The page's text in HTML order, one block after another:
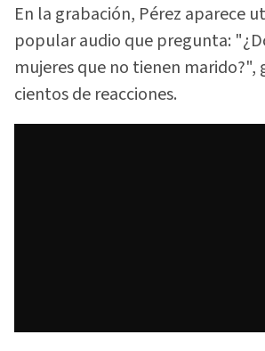
En la grabación, Pérez aparece
popular audio que pregunta:
mujeres que no tienen marido?",
cientos de reacciones.